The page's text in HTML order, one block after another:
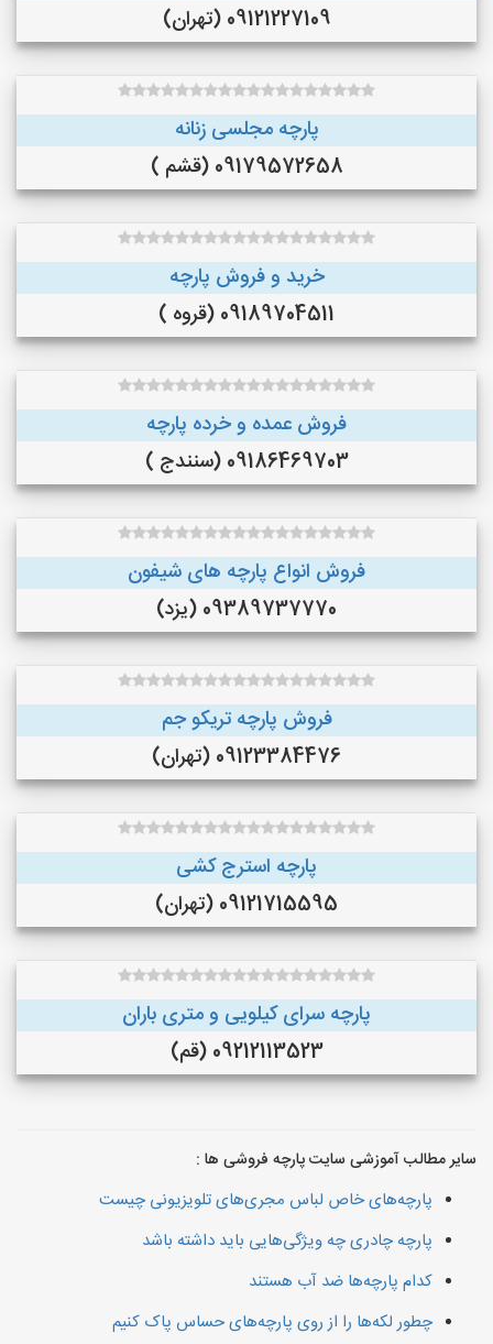
09121227109 (تهران)
پارچه مجلسی زنانه
09179572658 (قشم )
خرید و فروش پارچه
09189704511 (قروه )
فروش عمده و خرده پارچه
09186469703 (سنندج )
فروش انواع پارچه های شیفون
09389737770 (یزد)
فروش پارچه تریکو جم
09123384476 (تهران)
پارچه استرج کشی
09121715595 (تهران)
پارچه سرای کیلویی و متری باران
09212113523 (قم)
سایر مطالب آموزشی سایت پارچه فروشی ها :
پارچه‌های خاص لباس مجری‌های تلویزیونی چیست
پارچه چادری چه ویژگی‌هایی باید داشته باشد
کدام پارچه‌ها ضد آب هستند
چطور لکه‌ها را از روی پارچه‌های حساس پاک کنیم